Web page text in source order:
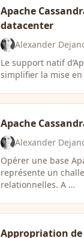
Apache
datacenter
Alexander
Le support natif
simplifier la mise
Apache
Alexander
Opérer une base
représente un
relationnelles. A …
Appropriation